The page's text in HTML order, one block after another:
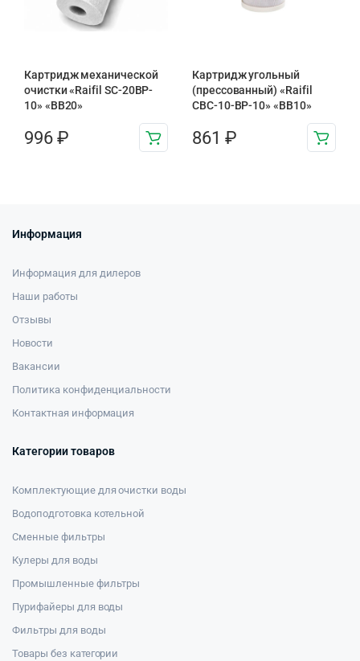
Картридж механической
очистки «Raifil SC-20BP-
10» «BB20»
996 ₽
Картридж угольный
(прессованный) «Raifil
CBC-10-BP-10» «BB10»
861 ₽
Информация
Информация для дилеров
Наши работы
Отзывы
Новости
Вакансии
Политика конфиденциальности
Контактная информация
Категории товаров
Комплектующие для очистки воды
Водоподготовка котельной
Сменные фильтры
Кулеры для воды
Промышленные фильтры
Пурифайеры для воды
Фильтры для воды
Товары без категории